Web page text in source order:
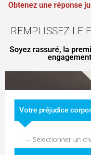
Obtenez une réponse
REMPLISSEZ LE
Soyez rassuré, la
Votre préjudice